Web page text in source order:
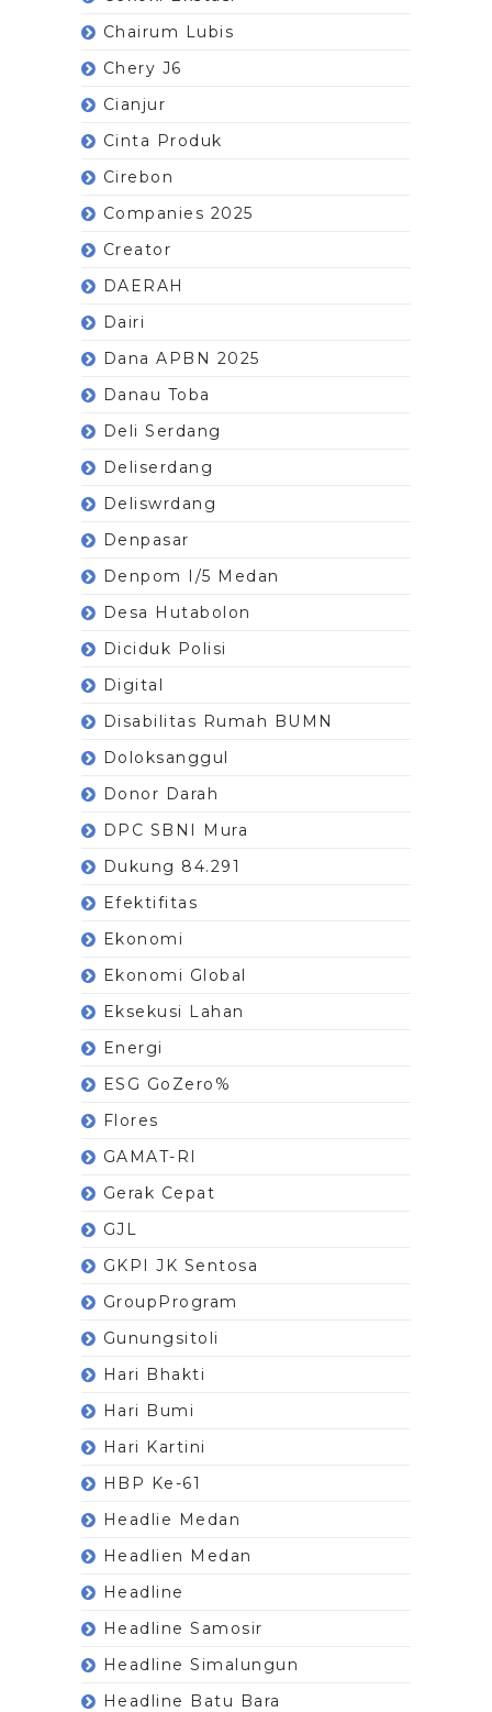
Chairum Lubis
Chery J6
Cianjur
Cinta Produk
Cirebon
Companies 2025
Creator
DAERAH
Dairi
Dana APBN 2025
Danau Toba
Deli Serdang
Deliserdang
Deliswrdang
Denpasar
Denpom I/5 Medan
Desa Hutabolon
Diciduk Polisi
Digital
Disabilitas Rumah BUMN
Doloksanggul
Donor Darah
DPC SBNI Mura
Dukung 84.291
Efektifitas
Ekonomi
Ekonomi Global
Eksekusi Lahan
Energi
ESG GoZero%
Flores
GAMAT-RI
Gerak Cepat
GJL
GKPI JK Sentosa
GroupProgram
Gunungsitoli
Hari Bhakti
Hari Bumi
Hari Kartini
HBP Ke-61
Headlie Medan
Headlien Medan
Headline
Headline Samosir
Headline Simalungun
Headline Batu Bara